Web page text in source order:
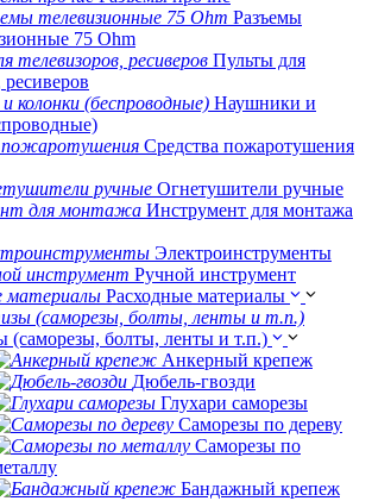
Разъемы
75 Ohm
Пульты для
ресиверов
Наушники и
Средства пожаротушения
Огнетушители ручные
Инструмент для монтажа
Электроинструменты
Ручной инструмент
Расходные материалы
(саморезы, болты, ленты и т.п.)
Анкерный крепеж
Дюбель-гвозди
Глухари саморезы
Саморезы по дереву
Саморезы по
Бандажный крепеж